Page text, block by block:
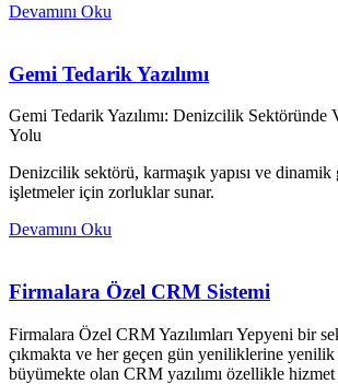
Devamını Oku
Gemi Tedarik Yazılımı
Gemi Tedarik Yazılımı: Denizcilik Sektöründe
Yolu
Denizcilik sektörü, karmaşık yapısı ve
işletmeler için zorluklar sunar.
Devamını Oku
Firmalara Özel CRM Sistemi
Firmalara Özel CRM Yazılımları Yepyeni bir
çıkmakta ve her geçen gün yeniliklerine yenilik
büyümekte olan CRM yazılımı özellikle